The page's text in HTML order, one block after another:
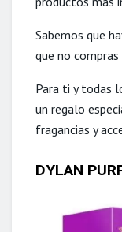
Sabemos que
que no
Para ti y todas
un regalo
fragancias y
DYLAN